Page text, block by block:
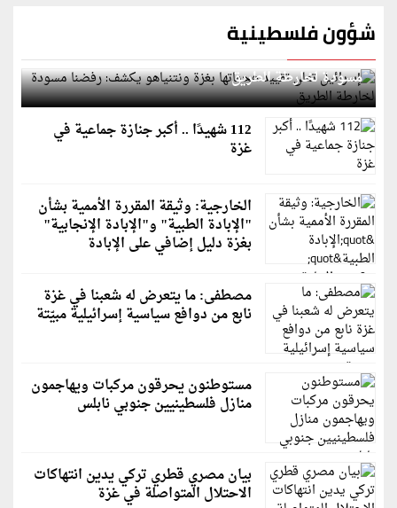
شؤون فلسطينية
إسرائيل تعلن تقييد هجماتها بغزة ونتنياهو يكشف: رفضنا
مسودة لخارطة الطريق
112 شهيدًا .. أكبر جنازة جماعية في
غزة
الخارجية: وثيقة المقررة الأممية بشأن
"الإبادة الطبية" و"الإبادة الإنجابية"
بغزة دليل إضافي على الإبادة
مصطفى: ما يتعرض له شعبنا في غزة
نابع من دوافع سياسية إسرائيلية مبيّتة
مستوطنون يحرقون مركبات ويهاجمون
منازل فلسطينيين جنوبي نابلس
بيان مصري قطري تركي يدين انتهاكات
الاحتلال المتواصلة في غزة